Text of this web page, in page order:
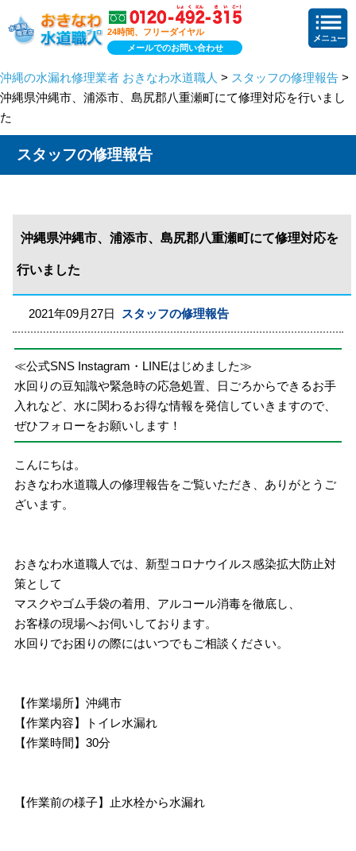
24時間、フリーダイヤル
メールでのお問い合わせ
沖縄の水漏れ修理業者 おきなわ水道職人 > スタッフの修理報告 >
沖縄県沖縄市、浦添市、島尻郡八重瀬町にて修理対応を行いまし
た
スタッフの修理報告
沖縄県沖縄市、浦添市、島尻郡八重瀬町にて修理対応を
行いました
2021年09月27日 スタッフの修理報告
≪公式SNS Instagram・LINEはじめました≫
水回りの豆知識や緊急時の応急処置、日ごろからできるお手
入れなど、水に関わるお得な情報を発信していきますので、
ぜひフォローをお願いします！
こんにちは。
おきなわ水道職人の修理報告をご覧いただき、ありがとうご
ざいます。
おきなわ水道職人では、新型コロナウイルス感染拡大防止対
策として
マスクやゴム手袋の着用、アルコール消毒を徹底し、
お客様の現場へお伺いしております。
水回りでお困りの際にはいつでもご相談ください。
【作業場所】沖縄市
【作業内容】トイレ水漏れ
【作業時間】30分
【作業前の様子】止水栓から水漏れ